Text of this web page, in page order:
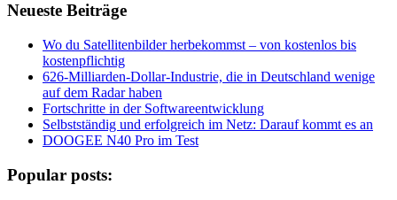
Neueste Beiträge
Wo du Satellitenbilder herbekommst – von kostenlos bis
kostenpflichtig
626-Milliarden-Dollar-Industrie, die in Deutschland wenige
auf dem Radar haben
Fortschritte in der Softwareentwicklung
Selbstständig und erfolgreich im Netz: Darauf kommt es an
DOOGEE N40 Pro im Test
Popular posts: